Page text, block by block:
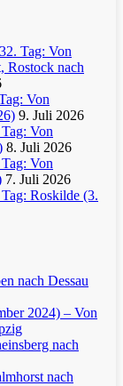
Tag: Von
Rostock nach
Von
9. Juli 2026
Von
8. Juli 2026
Von
7. Juli 2026
Roskilde (3.
nach Dessau
2024) – Von
nach
nach